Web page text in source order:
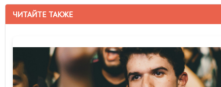
ЧИТАЙТЕ ТАКЖЕ